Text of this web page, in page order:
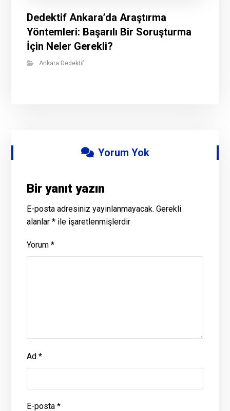
Dedektif Ankara’da Araştırma
Yöntemleri: Başarılı Bir Soruşturma
İçin Neler Gerekli?
Ankara Dedektif
Yorum Yok
Bir yanıt yazın
E-posta adresiniz yayınlanmayacak. Gerekli
alanlar* ile işaretlenmişlerdir
Yorum*
Ad*
E-posta*